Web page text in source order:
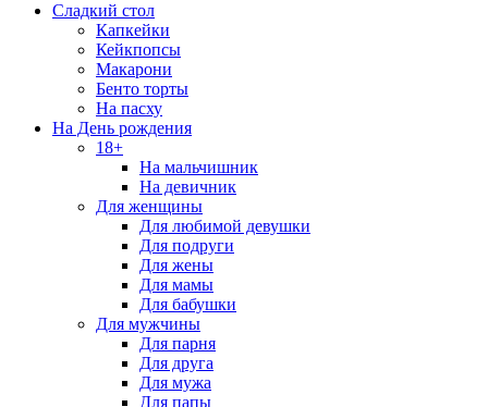
Сладкий стол
Капкейки
Кейкпопсы
Макарони
Бенто торты
На пасху
На День рождения
18+
На мальчишник
На девичник
Для женщины
Для любимой девушки
Для подруги
Для жены
Для мамы
Для бабушки
Для мужчины
Для парня
Для друга
Для мужа
Для папы